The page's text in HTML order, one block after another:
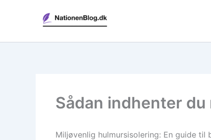
Sådan indhenter
Miljøvenlig hulmursisolering: En guide